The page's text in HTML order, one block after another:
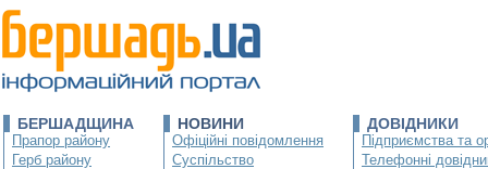
БЕРШАДЩИНА
Прапор району
Герб району
НОВИНИ
Офіційні повідомлення
Суспільство
ДОВІДНИКИ
Підприємства та
Телефонні